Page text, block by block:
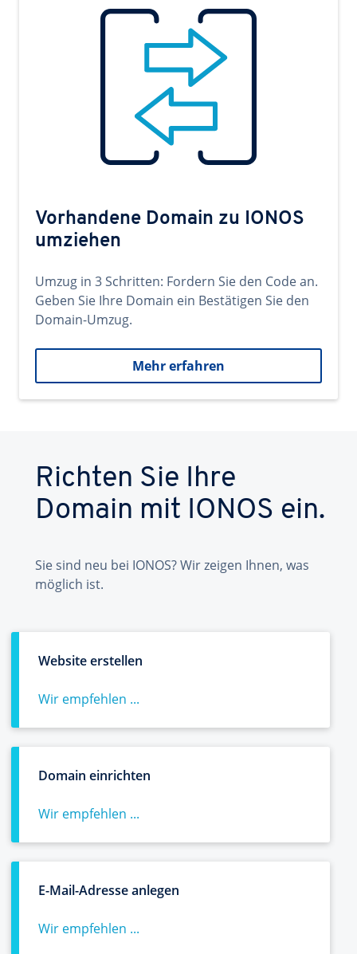
Vorhandene Domain zu IONOS
umziehen
Umzug in 3 Schritten: Fordern Sie den Code an.
Geben Sie Ihre Domain ein Bestätigen Sie den
Domain-Umzug.
Mehr erfahren
Richten Sie Ihre
Domain mit IONOS ein.
Sie sind neu bei IONOS? Wir zeigen Ihnen, was
möglich ist.
Website erstellen
Wir empfehlen ...
Domain einrichten
Wir empfehlen ...
E-Mail-Adresse anlegen
Wir empfehlen ...